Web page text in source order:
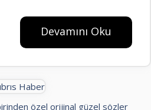
Devamını Oku
Haber
özel orijinal güzel sözler